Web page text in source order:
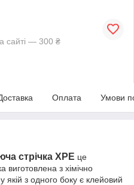
сайті — 300 ₴
Оплата Умови
стрічка XPE це
виготовлена з хімічно
якій з одного боку є клейовий